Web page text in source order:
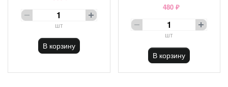
шт
В корзину
480 ₽
шт
В корзину